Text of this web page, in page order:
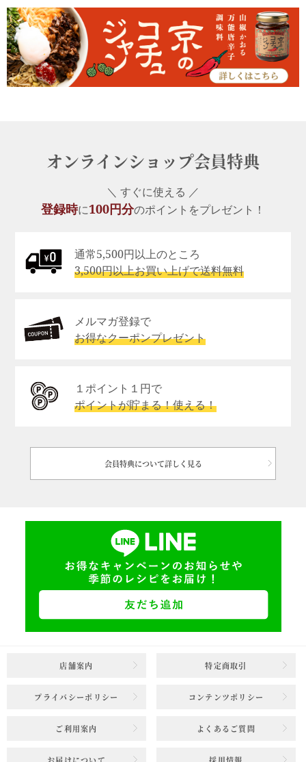
オンラインショップ会員特典
＼ すぐに使える ／
登録時に100円分のポイントをプレゼント！
通常5,500円以上のところ
3,500円以上お買い上げで送料無料
メルマガ登録で
お得なクーポンプレゼント
１ポイント１円で
ポイントが貯まる！使える！
会員特典について詳しく見る
店舗案内 特定商取引
プライバシーポリシー コンテンツポリシー
ご利用案内 よくあるご質問